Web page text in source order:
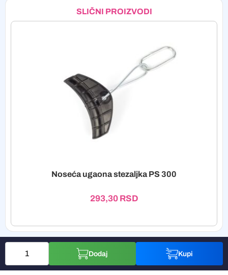
SLIČNI PROIZVODI
Noseća ugaona stezaljka PS 300
293,30 RSD
Dodaj Kupi